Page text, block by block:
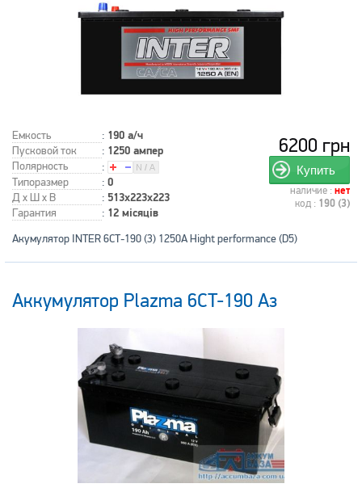
Емкость : 190 а/ч
Пусковой ток : 1250 ампер
Полярность
:
Типоразмер
: 0
Д x Ш x В : 513x223x223
Гарантия : 12 місяців
6200 грн
Купить
наличие : нет
код : 190 (3)
Акумулятор INTER 6СТ-190 (3) 1250A Hight performance (D5)
Аккумулятор Plazma 6CT-190 Аз